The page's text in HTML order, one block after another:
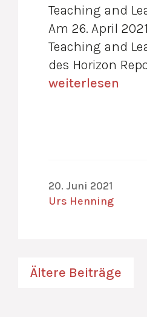
Teaching and
Am 26. April
Teaching and
des Horizon
weiterlesen
20. Juni 2021
Urs Henning
Ältere Beiträge